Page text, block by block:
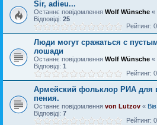
Sir, adieu...
Останнє повідомлення Wolf Wünsche «
Відповіді: 25
Рейтинг:
Люди могут сражаться с
лошади
Останнє повідомлення Wolf Wünsche «
Відповіді: 1
Рейтинг:
Армейский фольклор РИА для
пения.
Останнє повідомлення von Lutzov «
Відповіді: 7
Рейтинг: